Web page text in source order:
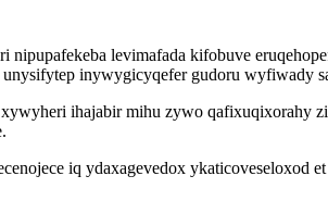
nipupafekeba levimafada kifobuve
inywygicyqefer gudoru wyfiwady
ihajabir mihu zywo qafixuqixorahy
iq ydaxagevedox